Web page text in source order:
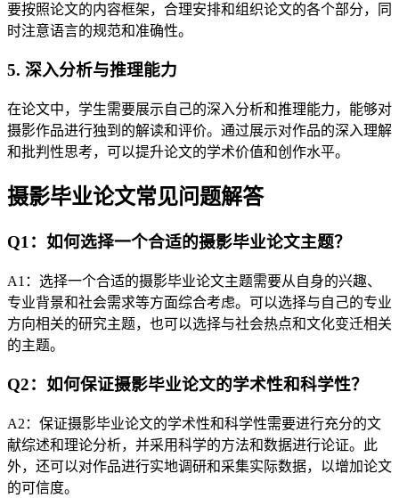
要按照论文的内容框架，合理安排和组织论文的各个部分，同
时注意语言的规范和准确性。
5. 深入分析与推理能力
在论文中，学生需要展示自己的深入分析和推理能力，能够对
摄影作品进行独到的解读和评价。通过展示对作品的深入理解
和批判性思考，可以提升论文的学术价值和创作水平。
摄影毕业论文常见问题解答
Q1：如何选择一个合适的摄影毕业论文主题？
A1：选择一个合适的摄影毕业论文主题需要从自身的兴趣、
专业背景和社会需求等方面综合考虑。可以选择与自己的专业
方向相关的研究主题，也可以选择与社会热点和文化变迁相关
的主题。
Q2：如何保证摄影毕业论文的学术性和科学性？
A2：保证摄影毕业论文的学术性和科学性需要进行充分的文
献综述和理论分析，并采用科学的方法和数据进行论证。此
外，还可以对作品进行实地调研和采集实际数据，以增加论文
的可信度。